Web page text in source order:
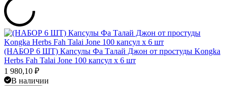
(НАБОР 6 ШТ) Капсулы Фа Талай Джон от простуды Kongka
Herbs Fah Talai Jone 100 капсул x 6 шт
1 980,10 ₽
В наличии